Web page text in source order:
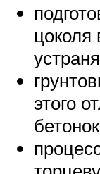
цоколя
этого